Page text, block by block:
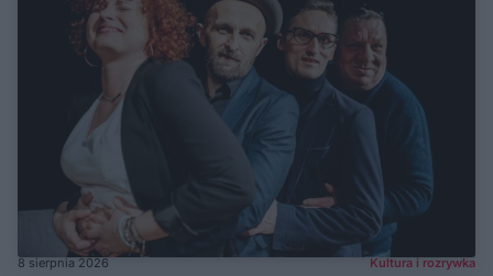
8 sierpnia 2026 Kultura i rozrywka